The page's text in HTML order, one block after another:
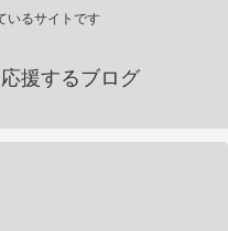
いるサイトです
援するブログ